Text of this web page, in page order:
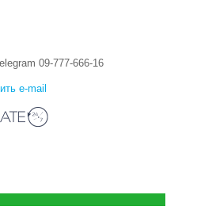
09-777-666-16
e-mail